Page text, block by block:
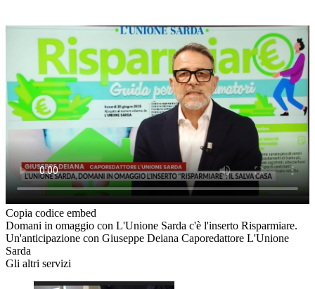
Copia codice embed
Domani in omaggio con L'Unione Sarda c'è l'inserto Risparmiare.
Un'anticipazione con Giuseppe Deiana Caporedattore L'Unione
Sarda
Gli altri servizi